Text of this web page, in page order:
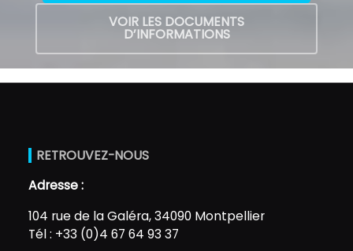
VOIR LES DOCUMENTS
D’INFORMATIONS
RETROUVEZ-NOUS
Adresse :
104 rue de la Galéra, 34090 Montpellier
Tél : +33 (0)4 67 64 93 37